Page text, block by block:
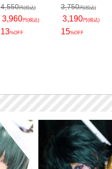
4,550円(税込)
3,960円(税込)
13%OFF
3,750円(税込)
3,190円(税込)
15%OFF